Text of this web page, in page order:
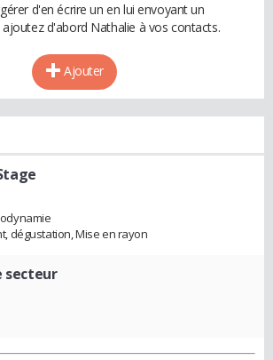
d'en écrire un en lui envoyant un
d'abord Nathalie à vos contacts.
Ajouter
dégustation, Mise en rayon
secteur